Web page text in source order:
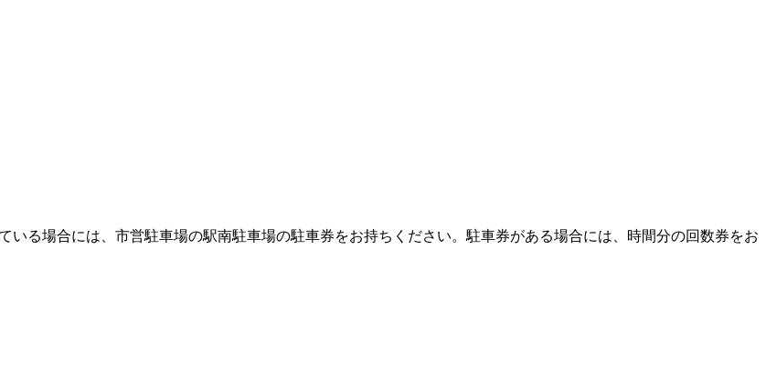
る場合には、市営駐車場の駅南駐車場の駐車券をお持ちください。駐車券がある場合には、時間分の回数券をお